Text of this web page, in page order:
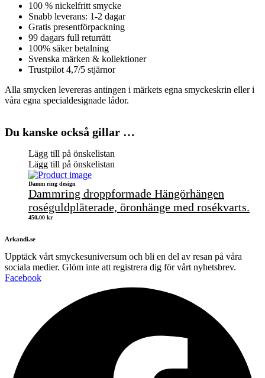
100 % nickelfritt smycke
Snabb leverans: 1-2 dagar
Gratis presentförpackning
99 dagars full returrätt
100% säker betalning
Svenska märken & kollektioner
Trustpilot 4,7/5 stjärnor
Alla smycken levereras antingen i märkets egna smyckeskrin eller i
våra egna specialdesignade lådor.
Du kanske också gillar …
Lägg till på önskelistan
Lägg till på önskelistan
Damm ring design
Dammring droppformade Hängörhängen
roséguldpläterade, öronhänge med rosékvarts.
450,00 kr
Arkandi.se
Upptäck vårt smyckesuniversum och bli en del av resan på våra
sociala medier. Glöm inte att registrera dig för vårt nyhetsbrev.
Facebook